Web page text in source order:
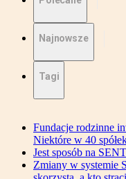
Najnowsze
Tagi
Fundacje rodzinne
Niektóre w 40
Jest sposób na
Zmiany w systemie